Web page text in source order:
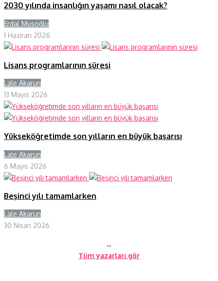
2030 yılında insanlığın yaşamı nasıl olacak?
Erdal Musoğlu
1 Haziran 2026
Lisans programlarının süresi
Lale Akarun
13 Mayıs 2026
Yükseköğretimde son yılların en büyük başarısı
Lale Akarun
6 Mayıs 2026
Beşinci yılı tamamlarken
Lale Akarun
30 Nisan 2026
…
Tüm yazarları gör